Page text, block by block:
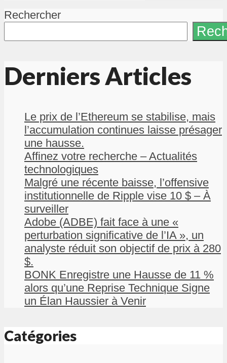
Rechercher
Derniers Articles
Le prix de l’Ethereum se stabilise, mais
l’accumulation continues laisse présager
une hausse.
Affinez votre recherche – Actualités
technologiques
Malgré une récente baisse, l’offensive
institutionnelle de Ripple vise 10 $ – À
surveiller
Adobe (ADBE) fait face à une «
perturbation significative de l’IA », un
analyste réduit son objectif de prix à 280
$.
BONK Enregistre une Hausse de 11 %
alors qu’une Reprise Technique Signe
un Élan Haussier à Venir
Catégories